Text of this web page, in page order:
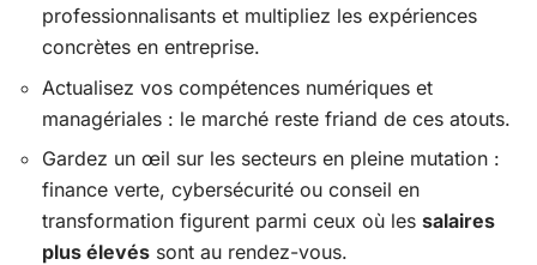
professionnalisants et multipliez les expériences
concrètes en entreprise.
Actualisez vos compétences numériques et
managériales : le marché reste friand de ces atouts.
Gardez un œil sur les secteurs en pleine mutation :
finance verte, cybersécurité ou conseil en
transformation figurent parmi ceux où les salaires
plus élevés sont au rendez-vous.